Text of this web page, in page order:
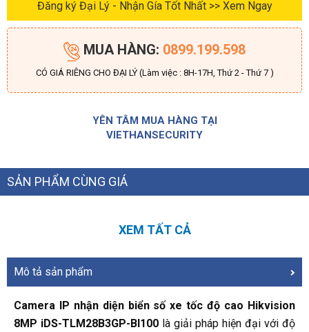
Đăng ký Đại Lý - Nhận Gía Tốt Nhất >> Xem Ngay
MUA HÀNG: 0899.199.598
CÓ GIÁ RIÊNG CHO ĐẠI LÝ (Làm việc : 8H-17H, Thứ 2 - Thứ 7 )
YÊN TÂM MUA HÀNG TẠI
VIETHANSECURITY
SẢN PHẨM CÙNG GIÁ
XEM TẤT CẢ
Mô tả sản phẩm
Camera IP nhận diện biển số xe tốc độ cao Hikvision
8MP iDS-TLM28B3GP-BI100 là giải pháp hiện đại với độ